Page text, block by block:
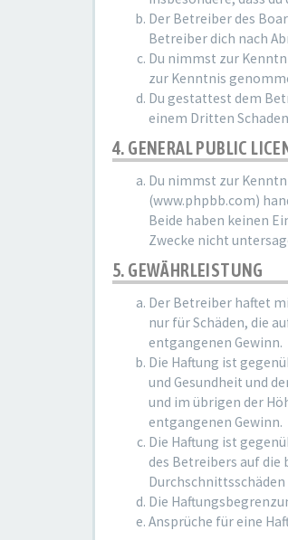
Der Betreiber des
Betreiber dich nach
Du nimmst zur
zur Kenntnis
Du gestattest dem
einem Dritten
4. GENERAL PUBLIC
Du nimmst zur
(www.phpbb.com)
Beide haben keinen
Zwecke nicht
5. GEWÄHRLEISTUNG
Der Betreiber haftet
nur für Schäden, die
entgangenen Gewinn.
Die Haftung ist
und Gesundheit und
und im übrigen der
entgangenen Gewinn.
Die Haftung ist
des Betreibers auf die
Die
Ansprüche für eine